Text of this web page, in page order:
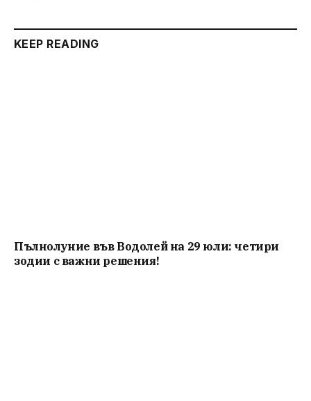
KEEP READING
Пълнолуние във Водолей на 29 юли: четири
зодии с важни решения!